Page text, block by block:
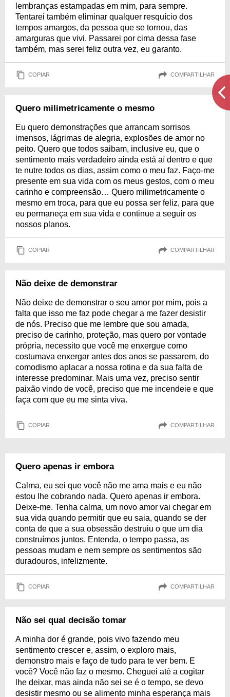
lembranças estampadas em mim, para sempre.
Tentarei também eliminar qualquer resquício dos
tempos amargos, da pessoa que se tornou, das
amarguras que vivi. Passarei por cima dessa fase
também, mas serei feliz outra vez, eu garanto.
COPIAR COMPARTILHAR
Quero milimetricamente o mesmo
Eu quero demonstrações que arrancam sorrisos
imensos, lágrimas de alegria, explosões de amor no
peito. Quero que todos saibam, inclusive eu, que o
sentimento mais verdadeiro ainda está aí dentro e que
te nutre todos os dias, assim como o meu faz. Faço-me
presente em sua vida com os meus gestos, com o meu
carinho e compreensão… Quero milimetricamente o
mesmo em troca, para que eu possa ser feliz, para que
eu permaneça em sua vida e continue a seguir os
nossos planos.
COPIAR COMPARTILHAR
Não deixe de demonstrar
Não deixe de demonstrar o seu amor por mim, pois a
falta que isso me faz pode chegar a me fazer desistir
de nós. Preciso que me lembre que sou amada,
preciso de carinho, proteção, mas quero por vontade
própria, necessito que você me enxergue como
costumava enxergar antes dos anos se passarem, do
comodismo aplacar a nossa rotina e da sua falta de
interesse predominar. Mais uma vez, preciso sentir
paixão vindo de você, preciso que me incendeie e que
faça com que eu me sinta viva.
COPIAR COMPARTILHAR
Quero apenas ir embora
Calma, eu sei que você não me ama mais e eu não
estou lhe cobrando nada. Quero apenas ir embora.
Deixe-me. Tenha calma, um novo amor vai chegar em
sua vida quando permitir que eu saia, quando se der
conta de que a sua obsessão destruiu o que um dia
construímos juntos. Entenda, o tempo passa, as
pessoas mudam e nem sempre os sentimentos são
duradouros, infelizmente.
COPIAR COMPARTILHAR
Não sei qual decisão tomar
A minha dor é grande, pois vivo fazendo meu
sentimento crescer e, assim, o exploro mais,
demonstro mais e faço de tudo para te ver bem. E
você? Você não faz o mesmo. Cheguei até a cogitar
lhe deixar, mas ainda não sei se é o tempo, se devo
desistir mesmo ou se alimento minha esperança mais